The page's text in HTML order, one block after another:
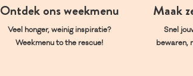
Ontdek ons weekmenu
Veel honger, weinig inspiratie?
Weekmenu to the rescue!
Maak
Snel
bewaren,